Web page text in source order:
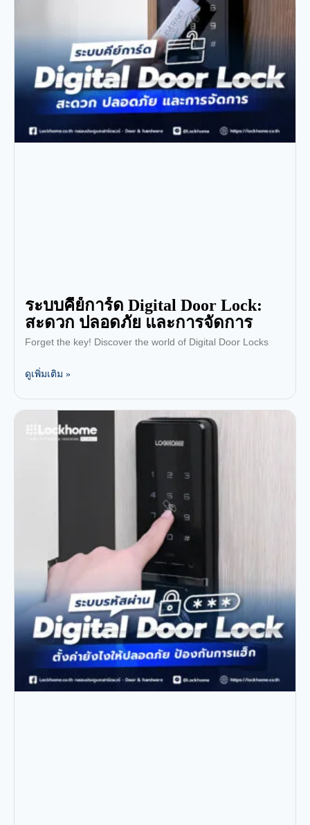
ระบบคีย์การ์ด Digital Door Lock:
สะดวก ปลอดภัย และการจัดการ
Forget the key! Discover the world of Digital Door Locks
ดูเพิ่มเติม »